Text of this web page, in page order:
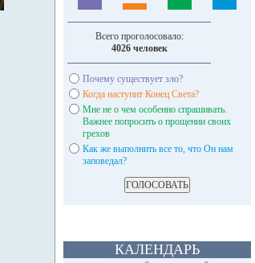
Всего проголосовало:
4026 человек
Почему существует зло?
Когда наступит Конец Света?
Мне не о чем особенно спрашивать.
Важнее попросить о прощении своих
грехов
Как же выполнить все то, что Он нам
заповедал?
КАЛЕНДАРЬ